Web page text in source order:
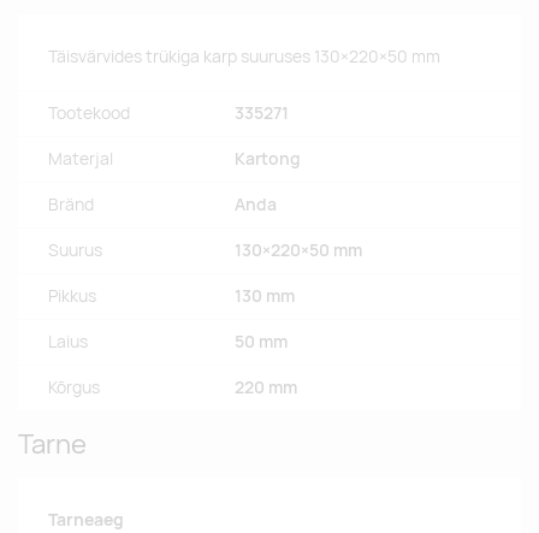
Täisvärvides trükiga karp suuruses 130×220×50 mm
Tootekood 335271
Materjal Kartong
Bränd Anda
Suurus 130×220×50 mm
Pikkus 130 mm
Laius 50 mm
Kõrgus 220 mm
Tarne
Tarneaeg